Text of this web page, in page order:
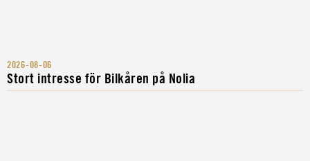
2026-08-06
Stort intresse för Bilkåren på Nolia